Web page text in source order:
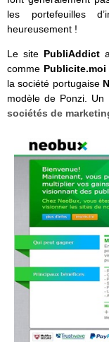
les portefeuilles
heureusement !
Le site PubliAddict
comme Publicite.moi
la société portugaise
modèle de Ponzi.
sociétés de